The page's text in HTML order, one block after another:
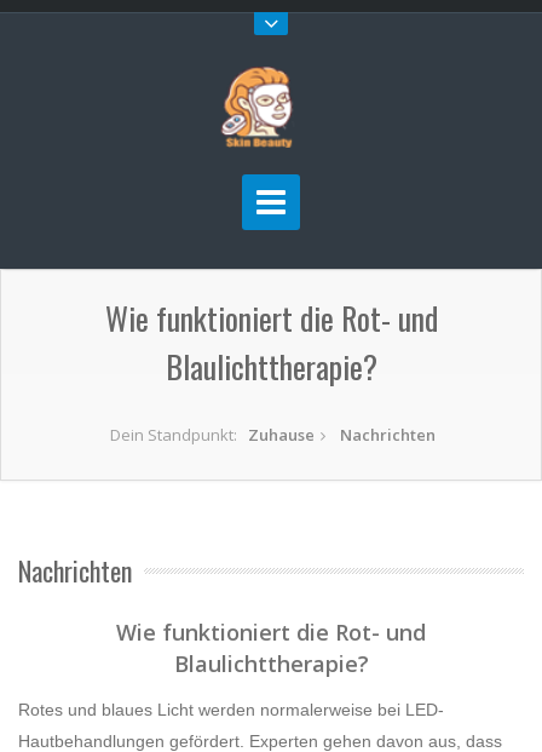
Wie funktioniert die Rot- und
Blaulichttherapie?
Dein Standpunkt: Zuhause Nachrichten
Nachrichten
Wie funktioniert die Rot- und
Blaulichttherapie?
Rotes und blaues Licht werden normalerweise bei LED-
Hautbehandlungen gefördert. Experten gehen davon aus, dass